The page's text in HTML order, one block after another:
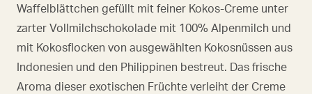
Waffelblättchen gefüllt mit feiner Kokos-Creme unter
zarter Vollmilchschokolade mit 100% Alpenmilch und
mit Kokosflocken von ausgewählten Kokosnüssen aus
Indonesien und den Philippinen bestreut. Das frische
Aroma dieser exotischen Früchte verleiht der Creme